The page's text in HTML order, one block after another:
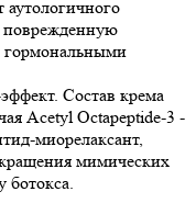
поврежденную
Состав крема
Acetyl Octapeptide-3 -
миорелаксант,
мимических
ботокса.